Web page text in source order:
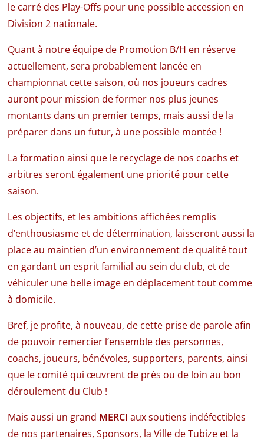
le carré des Play-Offs pour une possible accession en
Division 2 nationale.
Quant à notre équipe de Promotion B/H en réserve
actuellement, sera probablement lancée en
championnat cette saison, où nos joueurs cadres
auront pour mission de former nos plus jeunes
montants dans un premier temps, mais aussi de la
préparer dans un futur, à une possible montée !
La formation ainsi que le recyclage de nos coachs et
arbitres seront également une priorité pour cette
saison.
Les objectifs, et les ambitions affichées remplis
d’enthousiasme et de détermination, laisseront aussi la
place au maintien d’un environnement de qualité tout
en gardant un esprit familial au sein du club, et de
véhiculer une belle image en déplacement tout comme
à domicile.
Bref, je profite, à nouveau, de cette prise de parole afin
de pouvoir remercier l’ensemble des personnes,
coachs, joueurs, bénévoles, supporters, parents, ainsi
que le comité qui œuvrent de près ou de loin au bon
déroulement du Club !
Mais aussi un grand MERCI aux soutiens indéfectibles
de nos partenaires, Sponsors, la Ville de Tubize et la